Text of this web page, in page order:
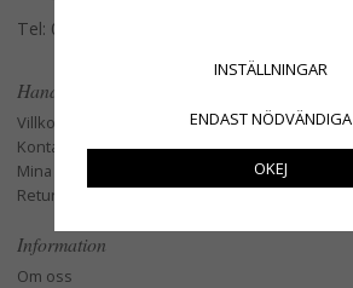
Tel: 079-3495968
Handla
Villkor
Kontakta oss
Mina favoriter
Retur och Reklamation
Information
Om oss
INSTÄLLNINGAR
ENDAST NÖDVÄNDIGA
OKEJ